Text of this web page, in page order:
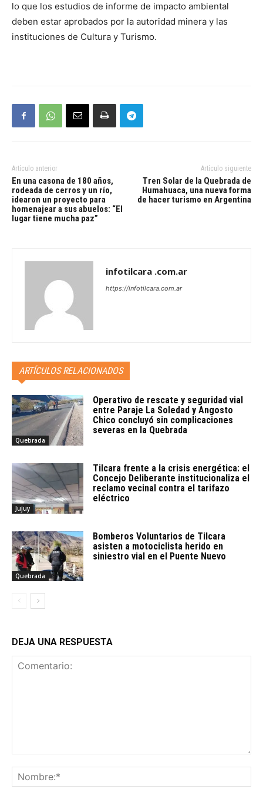
lo que los estudios de informe de impacto ambiental
deben estar aprobados por la autoridad minera y las
instituciones de Cultura y Turismo.
Artículo anterior
En una casona de 180 años,
rodeada de cerros y un río,
idearon un proyecto para
homenajear a sus abuelos: “El
lugar tiene mucha paz”
Artículo siguiente
Tren Solar de la Quebrada de
Humahuaca, una nueva forma
de hacer turismo en Argentina
infotilcara .com.ar
https://infotilcara.com.ar
ARTÍCULOS RELACIONADOS
Quebrada
Operativo de rescate y seguridad vial
entre Paraje La Soledad y Angosto
Chico concluyó sin complicaciones
severas en la Quebrada
Jujuy
Tilcara frente a la crisis energética: el
Concejo Deliberante institucionaliza el
reclamo vecinal contra el tarifazo
eléctrico
Quebrada
Bomberos Voluntarios de Tilcara
asisten a motociclista herido en
siniestro vial en el Puente Nuevo
DEJA UNA RESPUESTA